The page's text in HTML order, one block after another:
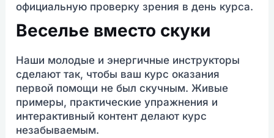
официальную проверку зрения в день курса.
Веселье вместо скуки
Наши молодые и энергичные инструкторы
сделают так, чтобы ваш курс оказания
первой помощи не был скучным. Живые
примеры, практические упражнения и
интерактивный контент делают курс
незабываемым.